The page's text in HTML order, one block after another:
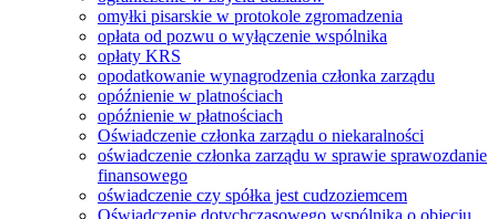
omyłki pisarskie w protokole zgromadzenia
opłata od pozwu o wyłączenie wspólnika
opłaty KRS
opodatkowanie wynagrodzenia członka zarządu
opóźnienie w platnościach
opóźnienie w płatnościach
Oświadczenie członka zarządu o niekaralności
oświadczenie członka zarządu w sprawie sprawozdanie
finansowego
oświadczenie czy spółka jest cudzoziemcem
Oświadczenie dotychczasowego wspólnika o objęciu